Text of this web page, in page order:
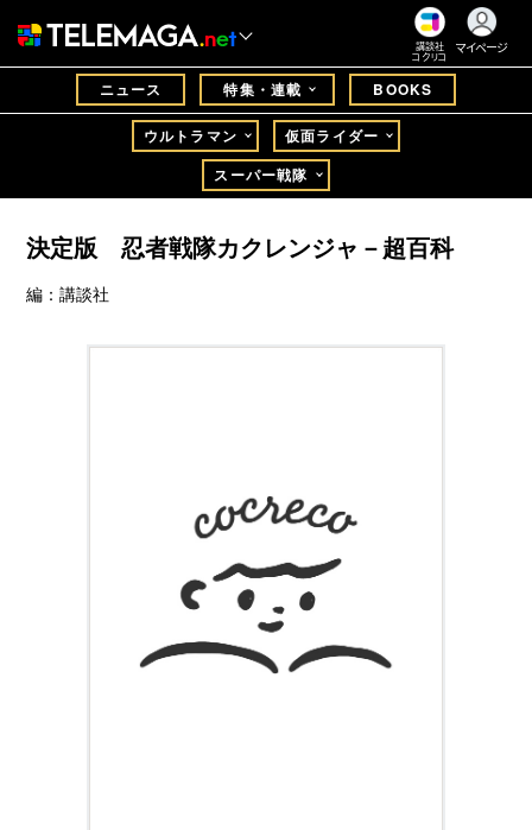
講談社
コクリコ
マイページ
ニュース 特集・連載 BOOKS
ウルトラマン
仮面ライダー
スーパー戦隊
決定版 忍者戦隊カクレンジャ－超百科
編：講談社